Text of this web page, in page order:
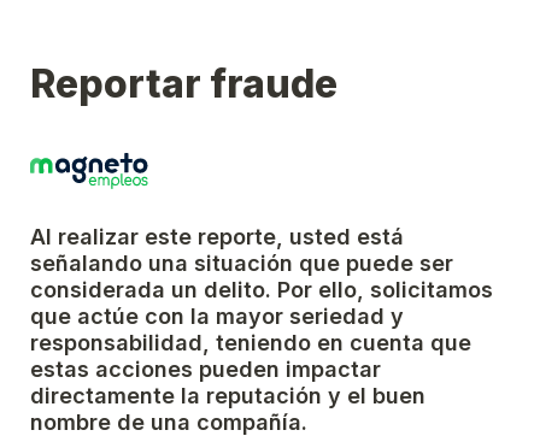
Reportar fraude
Al realizar este reporte, usted está
señalando una situación que puede ser
considerada un delito. Por ello, solicitamos
que actúe con la mayor seriedad y
responsabilidad, teniendo en cuenta que
estas acciones pueden impactar
directamente la reputación y el buen
nombre de una compañía.